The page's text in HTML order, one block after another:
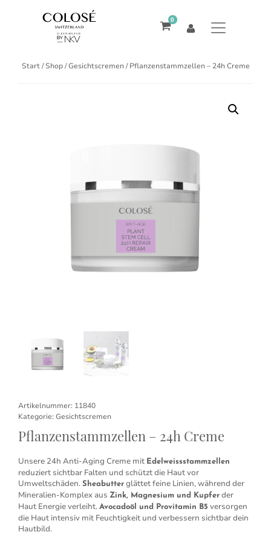
0
Start/Shop/Gesichtscremen/ Pflanzenstammzellen – 24h Creme
Artikelnummer: 11840
Kategorie: Gesichtscremen
Pflanzenstammzellen – 24h Creme
Unsere 24h Anti-Aging Creme mit Edelweissstammzellen
reduziert sichtbar Falten und schützt die Haut vor
Umweltschäden. Sheabutter glättet feine Linien, während der
Mineralien-Komplex aus Zink, Magnesium und Kupfer der
Haut Energie verleiht. Avocadoöl und Provitamin B5 versorgen
die Haut intensiv mit Feuchtigkeit und verbessern sichtbar dein
Hautbild.